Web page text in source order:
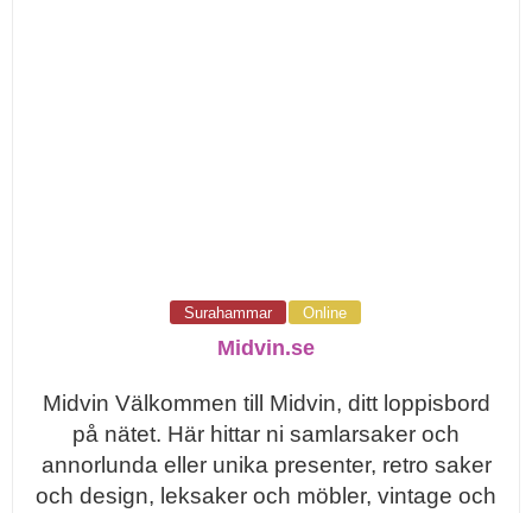
Surahammar Online
Midvin.se
Midvin Välkommen till Midvin, ditt loppisbord
på nätet. Här hittar ni samlarsaker och
annorlunda eller unika presenter, retro saker
och design, leksaker och möbler, vintage och